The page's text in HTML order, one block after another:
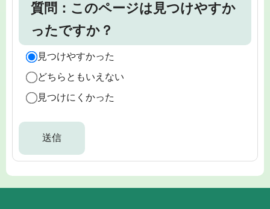
質問：このページは見つけやすか
ったですか？
見つけやすかった
どちらともいえない
見つけにくかった